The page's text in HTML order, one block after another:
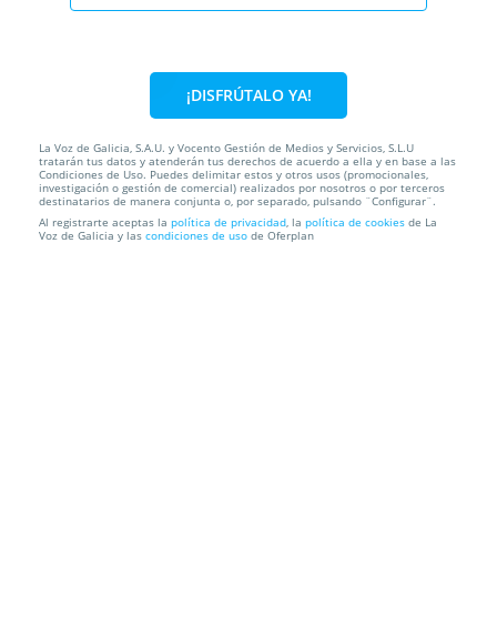
51% 45€ 21,90€
Masaje relajante espalda y cervical con aceites
esenciales, ...
Bienestar Paula Antón Ferrol
¡DISFRÚTALO YA!
La Voz de Galicia, S.A.U. y Vocento Gestión de Medios y Servicios, S.L.U
tratarán tus datos y atenderán tus derechos de acuerdo a ella y en base a las
Condiciones de Uso. Puedes delimitar estos y otros usos (promocionales,
investigación o gestión de comercial) realizados por nosotros o por terceros
destinatarios de manera conjunta o, por separado, pulsando ¨Configurar¨.
Al registrarte aceptas la política de privacidad, la política de cookies de La
Voz de Galicia y las condiciones de uso de Oferplan